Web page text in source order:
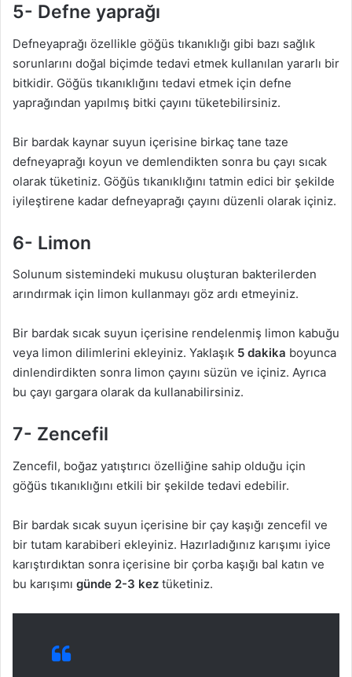
5- Defne yaprağı
Defneyaprağı özellikle göğüs tıkanıklığı gibi bazı sağlık
sorunlarını doğal biçimde tedavi etmek kullanılan yararlı bir
bitkidir. Göğüs tıkanıklığını tedavi etmek için defne
yaprağından yapılmış bitki çayını tüketebilirsiniz.
Bir bardak kaynar suyun içerisine birkaç tane taze
defneyaprağı koyun ve demlendikten sonra bu çayı sıcak
olarak tüketiniz. Göğüs tıkanıklığını tatmin edici bir şekilde
iyileştirene kadar defneyaprağı çayını düzenli olarak içiniz.
6- Limon
Solunum sistemindeki mukusu oluşturan bakterilerden
arındırmak için limon kullanmayı göz ardı etmeyiniz.
Bir bardak sıcak suyun içerisine rendelenmiş limon kabuğu
veya limon dilimlerini ekleyiniz. Yaklaşık 5 dakika boyunca
dinlendirdikten sonra limon çayını süzün ve içiniz. Ayrıca
bu çayı gargara olarak da kullanabilirsiniz.
7- Zencefil
Zencefil, boğaz yatıştırıcı özelliğine sahip olduğu için
göğüs tıkanıklığını etkili bir şekilde tedavi edebilir.
Bir bardak sıcak suyun içerisine bir çay kaşığı zencefil ve
bir tutam karabiberi ekleyiniz. Hazırladığınız karışımı iyice
karıştırdıktan sonra içerisine bir çorba kaşığı bal katın ve
bu karışımı günde 2-3 kez tüketiniz.